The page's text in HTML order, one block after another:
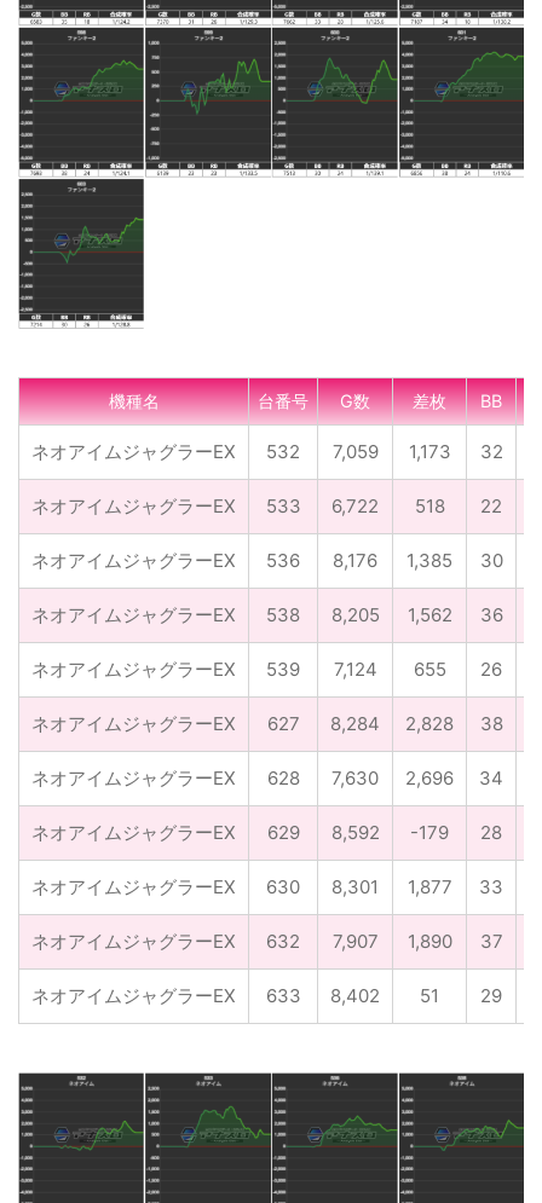
機種名 台番号 G数 差枚 BB
ネオアイムジャグラーEX 532 7,059 1,173 32
ネオアイムジャグラーEX 533 6,722 518 22
ネオアイムジャグラーEX 536 8,176 1,385 30
ネオアイムジャグラーEX 538 8,205 1,562 36
ネオアイムジャグラーEX 539 7,124 655 26
ネオアイムジャグラーEX 627 8,284 2,828 38
ネオアイムジャグラーEX 628 7,630 2,696 34
ネオアイムジャグラーEX 629 8,592 -179 28
ネオアイムジャグラーEX 630 8,301 1,877 33
ネオアイムジャグラーEX 632 7,907 1,890 37
ネオアイムジャグラーEX 633 8,402 51 29